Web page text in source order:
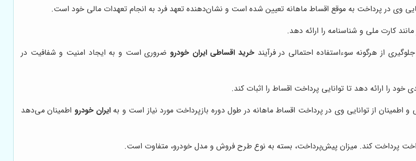
وی در پرداخت به موقع اقساط ماهانه تعیین شده است و نشان‌دهنده تعهد فرد به انجام تعهدات مالی خود است.
کارت ملی و شناسنامه را ارائه دهد.
از هرگونه سوءاستفاده احتمالی در فرآیندخرید اقساطی ایران خودرو ضروری است و به ایجاد امنیت و شفافیت در
را ارائه دهد تا توانایی پرداخت اقساط را اثبات کند.
از توانایی وی در پرداخت اقساط ماهانه در طول دوره بازپرداخت مورد نیاز است و به ایران خودرو اطمینان می‌دهد
پرداخت کند. میزان پیش‌پرداخت، بسته به نوع طرح فروش و مدل خودرو، متفاوت است.